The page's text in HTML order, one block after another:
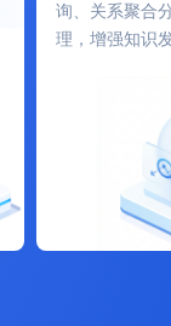
询、关系聚合
理，增强知识